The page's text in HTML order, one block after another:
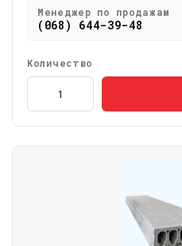
Менеджер по продажам
(068) 644-39-48
Количество